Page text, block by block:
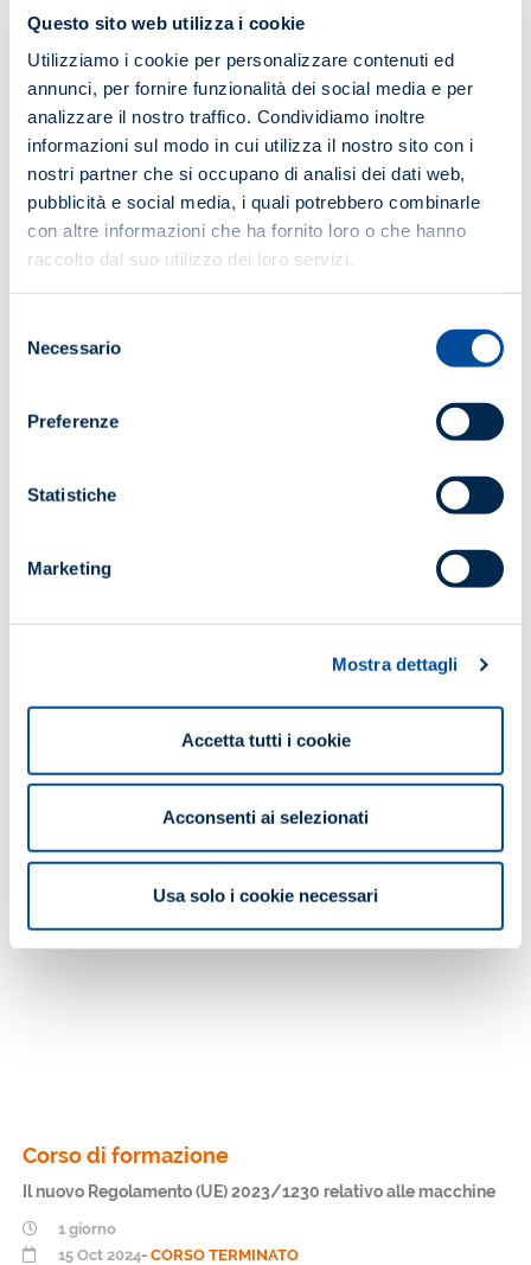
Questo sito web utilizza i cookie
Utilizziamo i cookie per personalizzare contenuti ed
annunci, per fornire funzionalità dei social media e per
analizzare il nostro traffico. Condividiamo inoltre
informazioni sul modo in cui utilizza il nostro sito con i
nostri partner che si occupano di analisi dei dati web,
pubblicità e social media, i quali potrebbero combinarle
con altre informazioni che ha fornito loro o che hanno
raccolto dal suo utilizzo dei loro servizi.
delNecessario
Preferenze
Statistiche
Marketing
Mostra dettagli
Accetta tutti i cookie
Acconsenti ai selezionati
Usa solo i cookie necessari
Corso di formazione
contenuti ed aspetti di responsabilità legale del fabbricante
27 Nov 2024
Corso di formazione
Il nuovo Regolamento (UE) 2023/1230 relativo alle macchine
1 giorno
15 Oct 2024- CORSO TERMINATO